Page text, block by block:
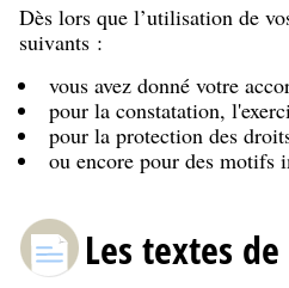
Dès lors que l’utilisation de
suivants :
vous avez donné votre
pour la constatation,
pour la protection des
ou encore pour des motifs
Les textes